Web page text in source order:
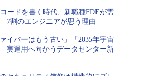
コードを書く時代、新職種FDEが需
7割のエンジニアが思う理由
ァイバーはもう古い」「2035年宇宙
実運用へ向かうデータセンター新